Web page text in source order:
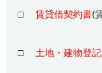
□ 賃貸借契約書(
□ 土地・建物登